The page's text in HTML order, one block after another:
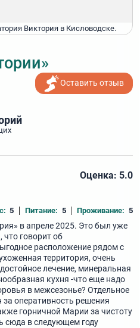
Виктория в Кисловодске.
Оставить отзыв
Оценка: 5.0
5 Питание: 5 Проживание: 5
в апреле 2025. Это был уже
что говорит об
расположение рядом с
территория, очень
лечение, минеральная
кухня -что еще надо
в межсезонье? Отдельное
оперативность решения
горничной Марии за чистоту
сюда в следующем году